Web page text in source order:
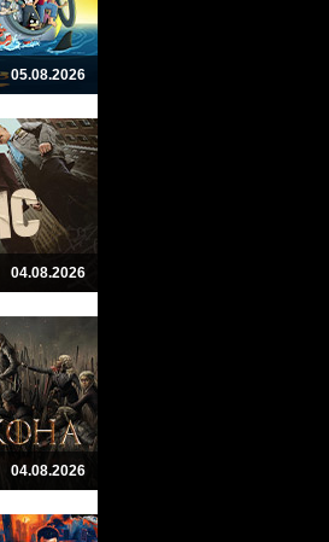
05.08.2026
04.08.2026
04.08.2026